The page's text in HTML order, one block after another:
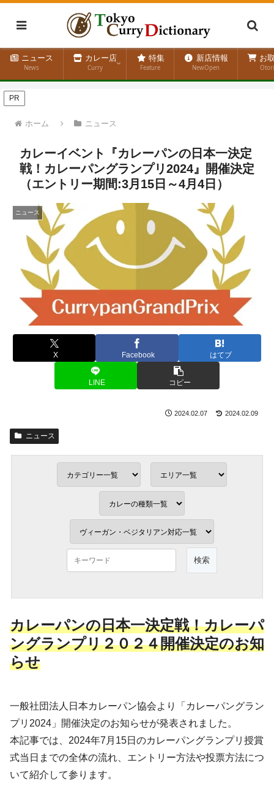
ニュース
News
カレー店
Curry
特集
Feature
新店情報
NewOpen
お
PR
ホーム ニュース
カレーイベント『カレーパンの日本一決定
戦！カレーパングランプリ2024』開催決定
（エントリー期間:3月15日～4月4日）
ニュース
X Facebook はてブ
LINE コピー
2024.02.07 2024.02.09
ニュース
カレーパンの日本一決定戦！カレーパ
ングランプリ２０２４開催決定のお知
らせ
一般社団法人日本カレーパン協会より「カレーパングラン
プリ2024」開催決定のお知らせが発表されました。
本記事では、2024年7月15日のカレーパングランプリ授賞
式当日までの全体の流れ、エントリー方法や投票方法につ
いて紹介して参ります。